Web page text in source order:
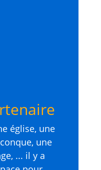
église, une
une
... il y a